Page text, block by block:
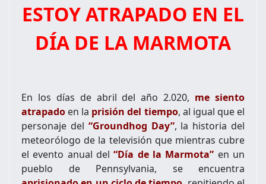
ESTOY ATRAPADO EN EL
DÍA DE LA MARMOTA
En los días de abril del año 2.020, me siento
atrapado en la prisión del tiempo, al igual que el
personaje del “Groundhog Day”, la historia del
meteorólogo de la televisión que mientras cubre
el evento anual del“Día de la Marmota” en un
pueblo de Pennsylvania, se encuentra